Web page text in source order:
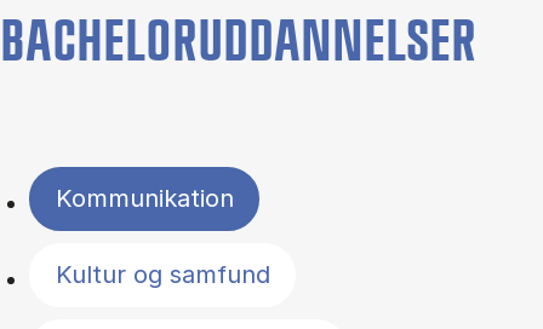
BACHELORUDDANNELSER
Filter by topics
Kommunikation
Kultur og samfund